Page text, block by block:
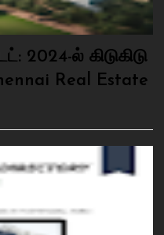
2024-ல் கிடுகிடு
Real Estate